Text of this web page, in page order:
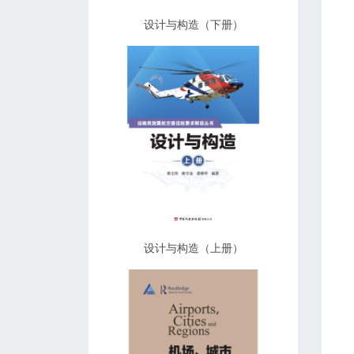
设计与构造（下册）
设计与构造（上册）